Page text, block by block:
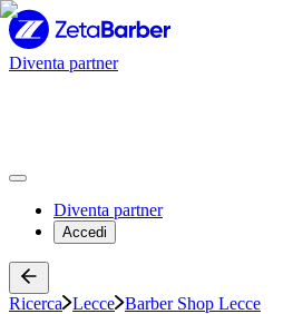
Diventa partner
Diventa partner
Accedi
Ricerca Lecce Barber Shop Lecce